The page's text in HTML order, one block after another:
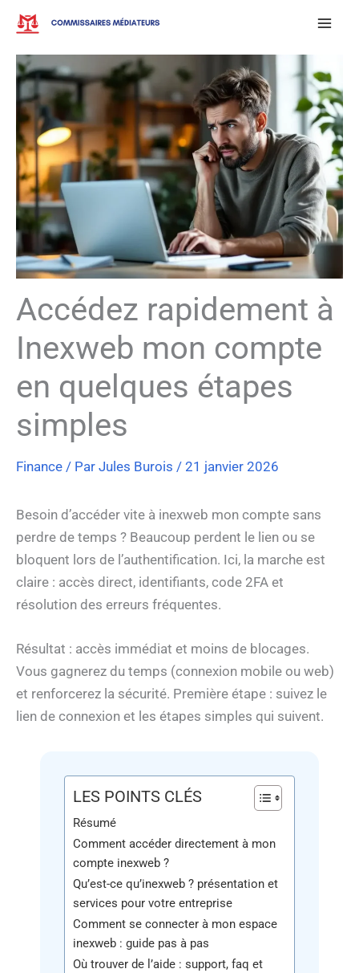
Aller
contenu
Accédez rapidement à
Inexweb mon compte
en quelques étapes
simples
Finance / Par Jules Burois / 21 janvier 2026
Besoin d’accéder vite à inexweb mon compte sans
perdre de temps ? Beaucoup perdent le lien ou se
bloquent lors de l’authentification. Ici, la marche est
claire : accès direct, identifiants, code 2FA et
résolution des erreurs fréquentes.
Résultat : accès immédiat et moins de blocages.
Vous gagnerez du temps (connexion mobile ou web)
et renforcerez la sécurité. Première étape : suivez le
lien de connexion et les étapes simples qui suivent.
LES POINTS CLÉS
Résumé
Comment accéder directement à mon
compte inexweb ?
Qu’est-ce qu’inexweb ? présentation et
services pour votre entreprise
Comment se connecter à mon espace
inexweb : guide pas à pas
Où trouver de l’aide : support, faq et